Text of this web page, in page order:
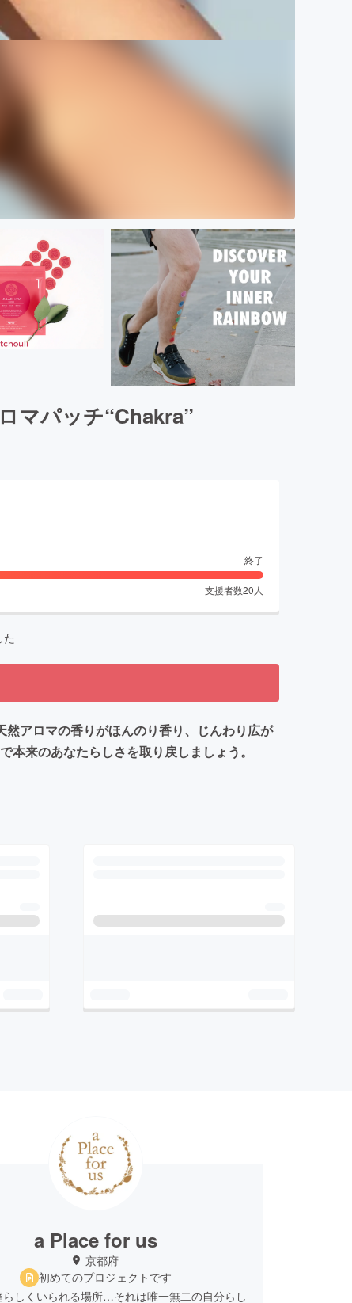
マパッチ“Chakra”
終了
支援者数20 人
アロマの香りがほんのり香り、じんわり広が
来のあなたらしさを取り戻しましょう。
a Place for us
京都府
初めてのプロジェクトです
らしくいられる場所…それは唯一無二の自分らし